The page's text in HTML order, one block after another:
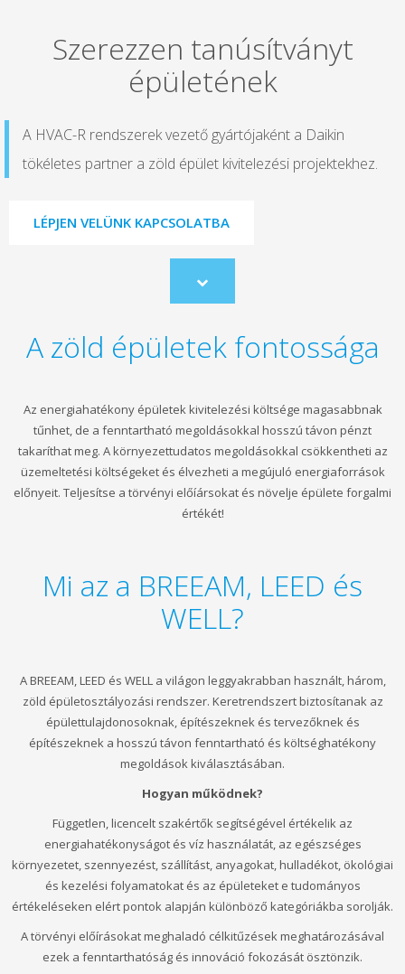
Szerezzen tanúsítványt
épületének
A HVAC-R rendszerek vezető gyártójaként a Daikin
tökéletes partner a zöld épület kivitelezési projektekhez.
LÉPJEN VELÜNK KAPCSOLATBA
Scroll
to
A zöld épületek fontossága
Az energiahatékony épületek kivitelezési költsége magasabbnak
tűnhet, de a fenntartható megoldásokkal hosszú távon pénzt
takaríthat meg. A környezettudatos megoldásokkal csökkentheti az
üzemeltetési költségeket és élvezheti a megújuló energiaforrások
előnyeit. Teljesítse a törvényi előíársokat és növelje épülete forgalmi
értékét!
Mi az a BREEAM, LEED és
WELL?
A BREEAM, LEED és WELL a világon leggyakrabban használt, három,
zöld épületosztályozási rendszer. Keretrendszert biztosítanak az
épülettulajdonosoknak, építészeknek és tervezőknek és
építészeknek a hosszú távon fenntartható és költséghatékony
megoldások kiválasztásában.
Hogyan működnek?
Független, licencelt szakértők segítségével értékelik az
energiahatékonyságot és víz használatát, az egészséges
környezetet, szennyezést, szállítást, anyagokat, hulladékot, ökológiai
és kezelési folyamatokat és az épületeket e tudományos
értékeléseken elért pontok alapján különböző kategóriákba sorolják.
A törvényi előírásokat meghaladó célkitűzések meghatározásával
ezek a fenntarthatóság és innováció fokozását ösztönzik.